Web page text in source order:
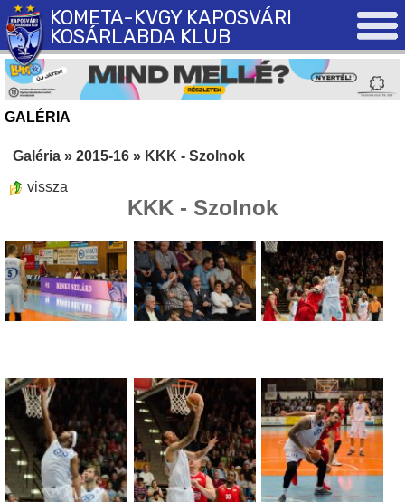
KOMETA-KVGY KAPOSVÁRI
KOSÁRLABDA KLUB
GALÉRIA
Galéria » 2015-16 » KKK - Szolnok
vissza
KKK - Szolnok